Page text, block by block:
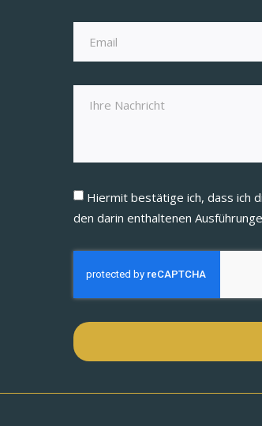
Hiermit bestätige ich, dass ich
den darin enthaltenen